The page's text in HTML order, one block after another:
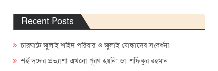
Recent Posts
চারঘাটে জুলাই শহিদ পরিবার ও জুলাই যোদ্ধাদের সংবর্ধনা
শহীদদের প্রত্যাশা এখনো পূরণ হয়নি: ডা. শফিকুর রহমান